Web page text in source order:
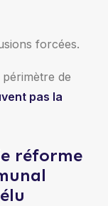
forcées.
périmètre de
pas la
réforme